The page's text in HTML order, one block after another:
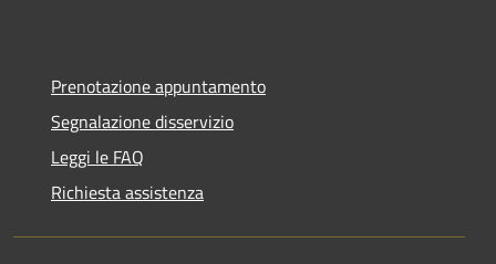
Prenotazione appuntamento
Segnalazione disservizio
Leggi le FAQ
Richiesta assistenza